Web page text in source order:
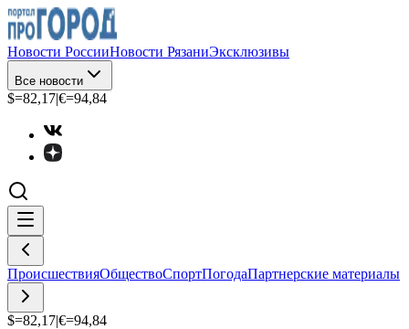
Новости РоссииНовости РязаниЭксклюзивы
Все новости
$=82,17|€=94,84
ПроисшествияОбществоСпортПогодаПартнерские материалы
$=82,17|€=94,84